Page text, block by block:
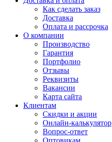
Как сделать заказ
Доставка
Оплата и рассрочка
О компании
Производство
Гарантия
Портфолио
Отзывы
Реквизиты
Вакансии
Карта сайта
Клиентам
Скидки и акции
Онлайн-калькулятор
Вопрос-ответ
Оптовикам